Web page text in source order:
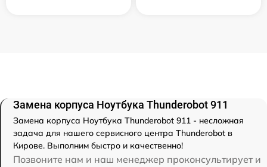
Замена корпуса Ноутбука Thunderobot 911
Замена корпуса Ноутбука Thunderobot 911 - несложная
задача для нашего сервисного центра Thunderobot в
Кирове. Выполним быстро и качественно!
Позвоните нам и наш менеджер проконсультирует и